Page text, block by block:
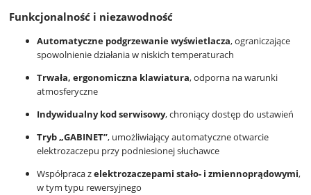
Funkcjonalność i niezawodność
Automatyczne podgrzewanie wyświetlacza, ograniczające
spowolnienie działania w niskich temperaturach
Trwała, ergonomiczna klawiatura, odporna na warunki
atmosferyczne
Indywidualny kod serwisowy, chroniący dostęp do ustawień
Tryb „GABINET”, umożliwiający automatyczne otwarcie
elektrozaczepu przy podniesionej słuchawce
Współpraca zelektrozaczepami stało- i zmiennoprądowymi,
w tym typu rewersyjnego